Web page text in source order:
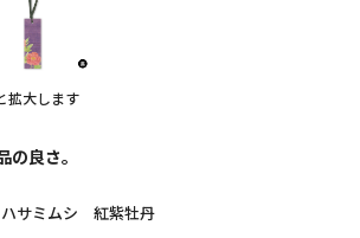
拡大します
良さ。
ハサミムシ 紅紫牡丹